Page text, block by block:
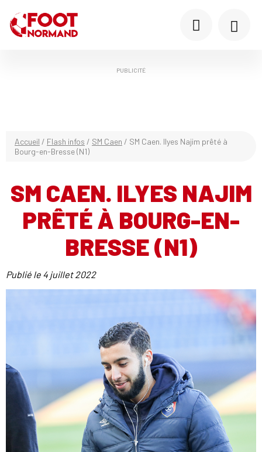
PUBLICITÉ
Accueil / Flash infos / SM Caen / SM Caen. Ilyes Najim prêté à
Bourg-en-Bresse (N1)
SM CAEN. ILYES NAJIM
PRÊTÉ À BOURG-EN-
BRESSE (N1)
Publié le 4 juillet 2022